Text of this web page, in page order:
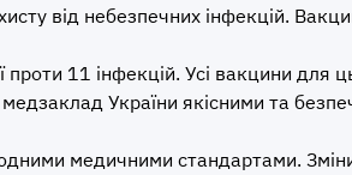
від небезпечних інфекцій.
11 інфекцій. Усі вакцини для
України якісними та
медичними стандартами.